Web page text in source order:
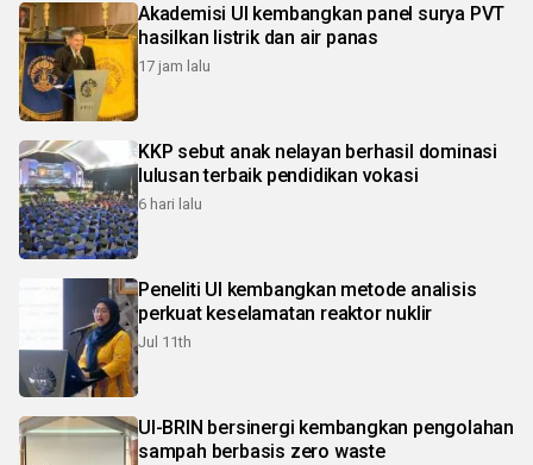
Akademisi UI kembangkan panel surya PVT
hasilkan listrik dan air panas
17 jam lalu
KKP sebut anak nelayan berhasil dominasi
lulusan terbaik pendidikan vokasi
6 hari lalu
Peneliti UI kembangkan metode analisis
perkuat keselamatan reaktor nuklir
Jul 11th
UI-BRIN bersinergi kembangkan pengolahan
sampah berbasis zero waste